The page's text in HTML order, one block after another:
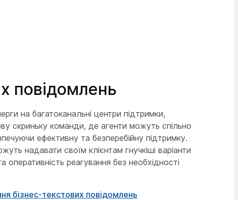
повідомлень
на багатоканальні центри підтримки,
скриньку команди, де агенти можуть спільно
ефективну та безперебійну підтримку.
надавати своїм клієнтам гнучкіші варіанти
реагування без необхідності
бізнес-текстових повідомлень